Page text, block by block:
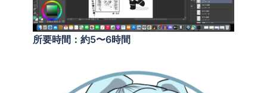
所要時間：約5〜6時間